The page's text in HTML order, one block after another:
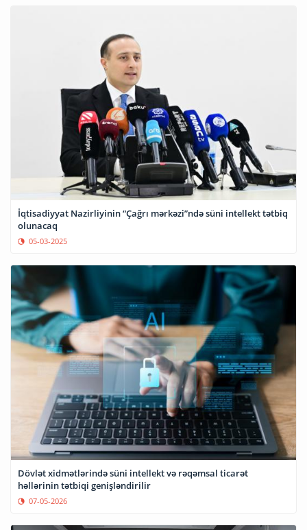
İqtisadiyyat Nazirliyinin “Çağrı mərkəzi”ndə süni intellekt tətbiq
olunacaq
05-03-2025
Dövlət xidmətlərində süni intellekt və rəqəmsal ticarət
həllərinin tətbiqi genişləndirilir
07-05-2026